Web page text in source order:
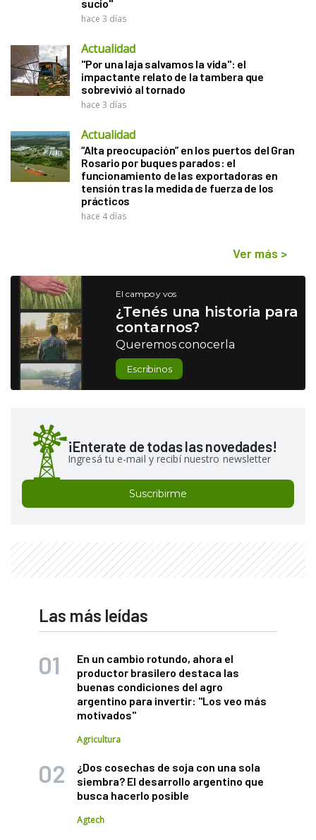
sucio"
hace 3 días
Actualidad
"Por una laja salvamos la vida": el
impactante relato de la tambera que
sobrevivió al tornado
hace 3 días
Actualidad
“Alta preocupación” en los puertos del Gran
Rosario por buques parados: el
funcionamiento de las exportadoras en
tensión tras la medida de fuerza de los
prácticos
hace 4 días
Ver más >
El campo y vos
¿Tenés una historia para
contarnos?
Queremos conocerla
Escribinos
¡Enterate de todas las novedades!
Ingresá tu e-mail y recibí nuestro newsletter
Suscribirme
Las más leídas
En un cambio rotundo, ahora el
productor brasilero destaca las
buenas condiciones del agro
argentino para invertir: "Los veo más
motivados"
Agricultura
¿Dos cosechas de soja con una sola
siembra? El desarrollo argentino que
busca hacerlo posible
Agtech